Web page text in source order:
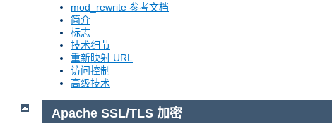
mod_rewrite 参考文档
简介
标志
技术细节
重新映射 URL
访问控制
高级技术
Apache SSL/TLS 加密